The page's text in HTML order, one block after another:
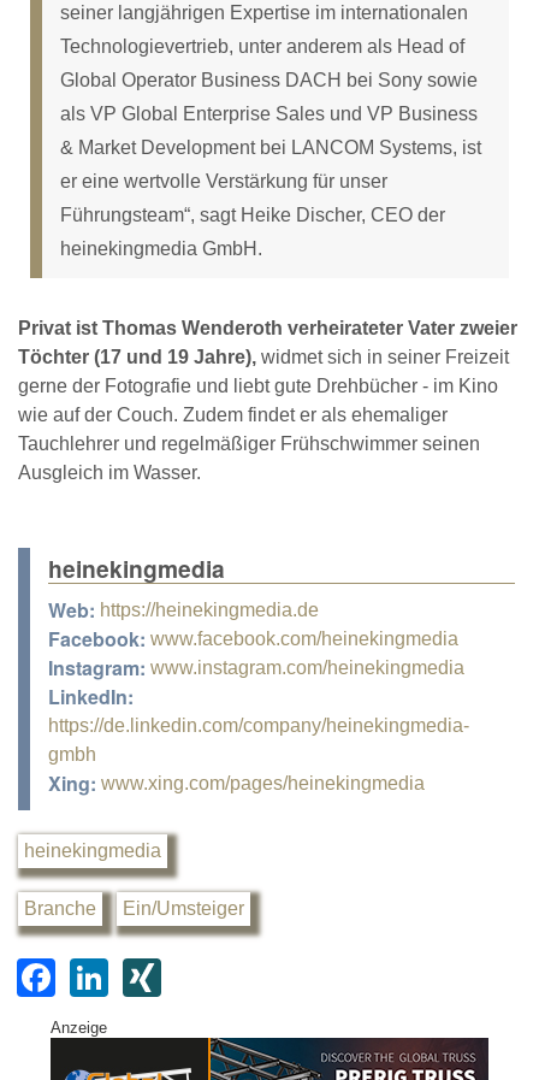
seiner langjährigen Expertise im internationalen
Technologievertrieb, unter anderem als Head of
Global Operator Business DACH bei Sony sowie
als VP Global Enterprise Sales und VP Business
& Market Development bei LANCOM Systems, ist
er eine wertvolle Verstärkung für unser
Führungsteam“, sagt Heike Discher, CEO der
heinekingmedia GmbH.
Privat ist Thomas Wenderoth verheirateter Vater zweier
Töchter (17 und 19 Jahre), widmet sich in seiner Freizeit
gerne der Fotografie und liebt gute Drehbücher - im Kino
wie auf der Couch. Zudem findet er als ehemaliger
Tauchlehrer und regelmäßiger Frühschwimmer seinen
Ausgleich im Wasser.
heinekingmedia
Web: https://heinekingmedia.de
Facebook: www.facebook.com/heinekingmedia
Instagram: www.instagram.com/heinekingmedia
LinkedIn:
https://de.linkedin.com/company/heinekingmedia-
gmbh
Xing: www.xing.com/pages/heinekingmedia
heinekingmedia
Branche Ein/Umsteiger
F
a
c
Li
k
G
Anzeige